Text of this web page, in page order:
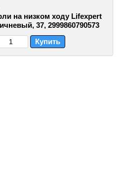
на низком ходу Lifexpert
37, 2999860790573
Купить